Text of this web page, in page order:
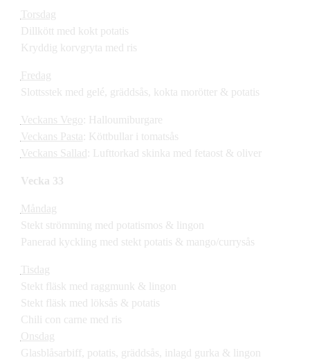
Torsdag
Dillkött med kokt potatis
Kryddig korvgryta med ris
Fredag
Slottsstek med gelé, gräddsås, kokta morötter & potatis
Veckans Vego : Halloumiburgare
Veckans Pasta : Köttbullar i tomatsås
Veckans Sallad : Lufttorkad skinka med fetaost & oliver
Vecka 33
Måndag
Stekt strömming med potatismos & lingon
Panerad kyckling med stekt potatis & mango/currysås
Tisdag
Stekt fläsk med raggmunk & lingon
Stekt fläsk med löksås & potatis
Chili con carne med ris
Onsdag
Glasblåsarbiff, potatis, gräddsås, inlagd gurka & lingon